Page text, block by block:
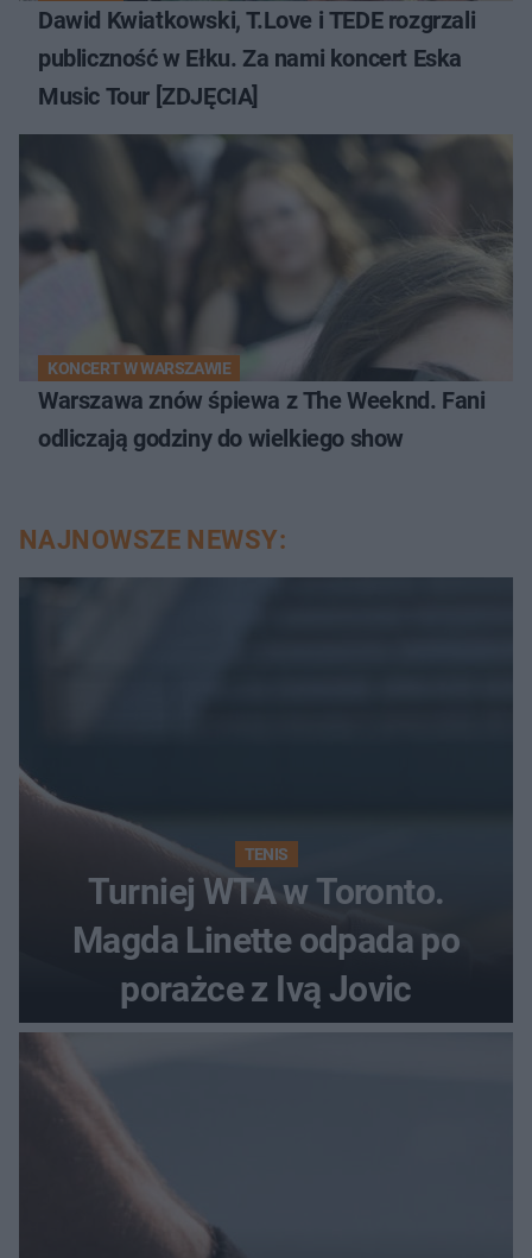
Dawid Kwiatkowski, T.Love i TEDE rozgrzali
publiczność w Ełku. Za nami koncert Eska
Music Tour [ZDJĘCIA]
KONCERT W WARSZAWIE
Warszawa znów śpiewa z The Weeknd. Fani
odliczają godziny do wielkiego show
NAJNOWSZE NEWSY:
TENIS
Turniej WTA w Toronto.
Magda Linette odpada po
porażce z Ivą Jovic